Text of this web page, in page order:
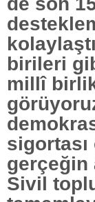
birileri
millî
gerçeğin
Sivil